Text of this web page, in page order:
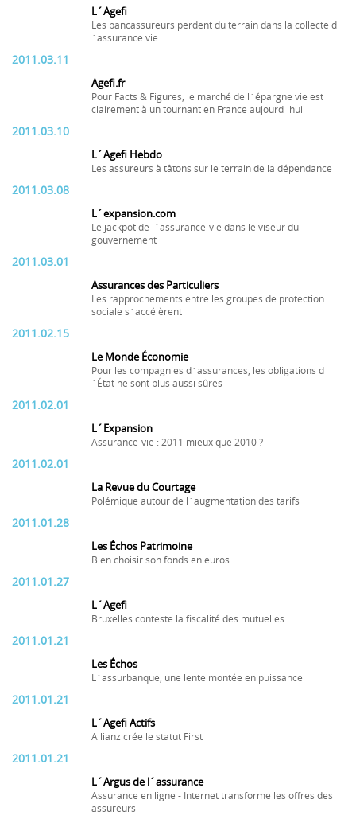
L´Agefi
Les bancassureurs perdent du terrain dans la collecte d
´assurance vie
2011.03.11
Agefi.fr
Pour Facts & Figures, le marché de l´épargne vie est
clairement à un tournant en France aujourd´hui
2011.03.10
L´Agefi Hebdo
Les assureurs à tâtons sur le terrain de la dépendance
2011.03.08
L´expansion.com
Le jackpot de l´assurance-vie dans le viseur du
gouvernement
2011.03.01
Assurances des Particuliers
Les rapprochements entre les groupes de protection
sociale s´accélèrent
2011.02.15
Le Monde Économie
Pour les compagnies d´assurances, les obligations d
´État ne sont plus aussi sûres
2011.02.01
L´Expansion
Assurance-vie : 2011 mieux que 2010 ?
2011.02.01
La Revue du Courtage
Polémique autour de l´augmentation des tarifs
2011.01.28
Les Échos Patrimoine
Bien choisir son fonds en euros
2011.01.27
L´Agefi
Bruxelles conteste la fiscalité des mutuelles
2011.01.21
Les Échos
L´assurbanque, une lente montée en puissance
2011.01.21
L´Agefi Actifs
Allianz crée le statut First
2011.01.21
L´Argus de l´assurance
Assurance en ligne - Internet transforme les offres des
assureurs